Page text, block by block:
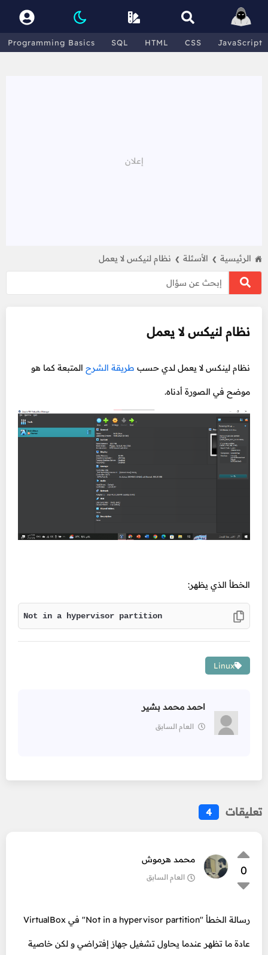
Programming Basics SQL HTML CSS JavaScript
الرئيسية ❯ الأسئلة ❯ نظام لنيكس لا يعمل
نظام لنيكس لا يعمل
نظام لينكس لا يعمل لدي حسب طريقة الشرح المتبعة كما هو
موضح في الصورة أدناه.
الخطأ الذي يظهر:
Not in a hypervisor partition
Linux
احمد محمد بشير
العام السابق
تعليقات 4
0
محمد هرموش
العام السابق
رسالة الخطأ "Not in a hypervisor partition" في VirtualBox
عادة ما تظهر عندما يحاول تشغيل جهاز إفتراضي و لكن خاصية